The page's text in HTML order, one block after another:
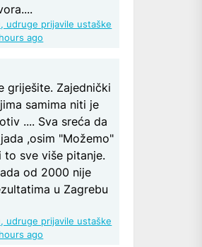
udruge prijavile ustaške
ago
griješite. Zajednički
samima niti je
.... Sva sreća da
,osim "Možemo"
to sve više pitanje.
od 2000 nije
u Zagrebu
udruge prijavile ustaške
ago